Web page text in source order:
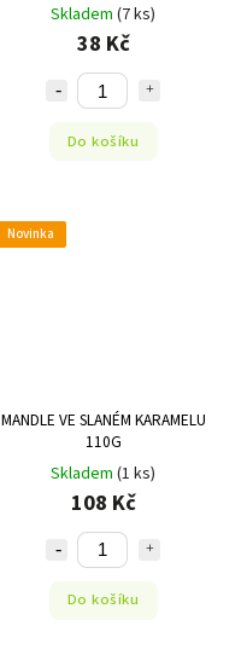
Skladem (7 ks)
38 Kč
Do košíku
Novinka
MANDLE VE SLANÉM KARAMELU
110G
Skladem (1 ks)
108 Kč
Do košíku